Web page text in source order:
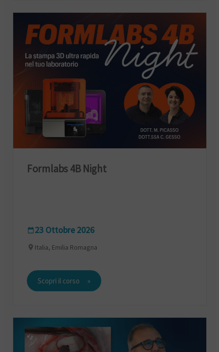
Formlabs 4B Night
23 Ottobre 2026
Italia, Emilia Romagna
Scopri il corso